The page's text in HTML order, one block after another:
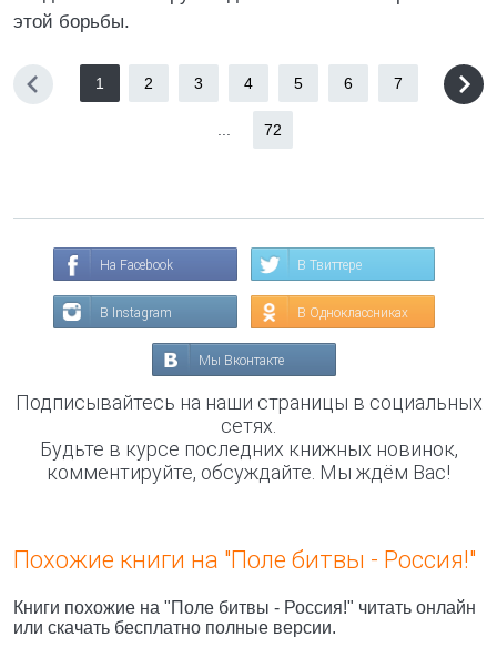
этой борьбы.
1 2 3 4 5 6 7
72
На Facebook В Твиттере
В Instagram В Одноклассниках
Мы Вконтакте
Подписывайтесь на наши страницы в социальных
сетях.
Будьте в курсе последних книжных новинок,
комментируйте, обсуждайте. Мы ждём Вас!
Похожие книги на "Поле битвы - Россия!"
Книги похожие на "Поле битвы - Россия!" читать онлайн
или скачать бесплатно полные версии.